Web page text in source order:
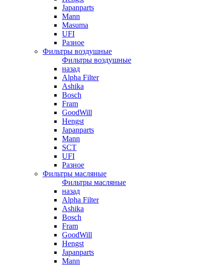
Japanparts
Mann
Masuma
UFI
Разное
Фильтры воздушные
Фильтры воздушные
назад
Alpha Filter
Ashika
Bosch
Fram
GoodWill
Hengst
Japanparts
Mann
SCT
UFI
Разное
Фильтры масляные
Фильтры масляные
назад
Alpha Filter
Ashika
Bosch
Fram
GoodWill
Hengst
Japanparts
Mann